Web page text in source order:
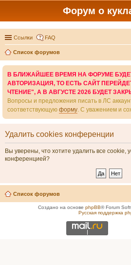
Форум о
Ссылки FAQ
Список форумов
В БЛИЖАЙШЕЕ ВРЕМЯ НА ФОРУМЕ
АВТОРИЗАЦИЯ, ТО ЕСТЬ САЙТ
ЧТЕНИЕ", А В АВГУСТЕ 2026 БУДЕТ
Вопросы и предложения писать в ЛС
соответствующую форму. С уважением и
Удалить cookies конференции
Вы уверены, что хотите удалить все cookie,
конференцией?
Список форумов
Создано на основе phpBB® Forum
Русская поддержка